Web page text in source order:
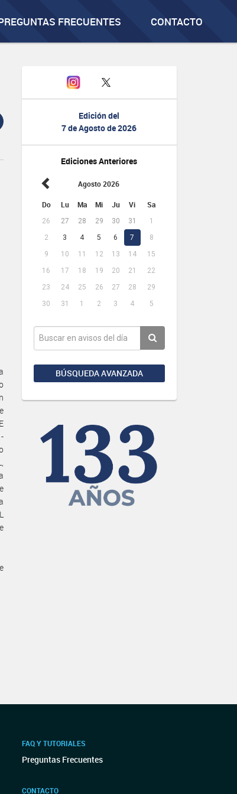
FRECUENTES CONTACTO
Edición del
7 de Agosto de 2026
Ediciones Anteriores
Agosto 2026
Do Lu Ma Mi Ju Vi Sa
26 27 28 29 30 31
1
2
3 4 5 6 7
8
9
10 11 12 13 14
15
16
17 18 19 20 21
22
23
24 25 26 27 28
29
30
31 1 2 3 4 5
BÚSQUEDA AVANZADA
FAQ Y TUTORIALES
Preguntas Frecuentes
CONTACTO